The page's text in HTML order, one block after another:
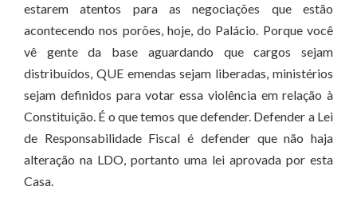
estarem atentos para as negociações que estão
acontecendo nos porões, hoje, do Palácio. Porque você
vê gente da base aguardando que cargos sejam
distribuídos, QUE emendas sejam liberadas, ministérios
sejam definidos para votar essa violência em relação à
Constituição. É o que temos que defender. Defender a Lei
de Responsabilidade Fiscal é defender que não haja
alteração na LDO, portanto uma lei aprovada por esta
Casa.